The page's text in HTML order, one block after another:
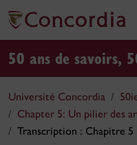
50 ans de savoirs,
Université Concordia
Chapter 5: Un pilier des
Transcription : Chapitre 5